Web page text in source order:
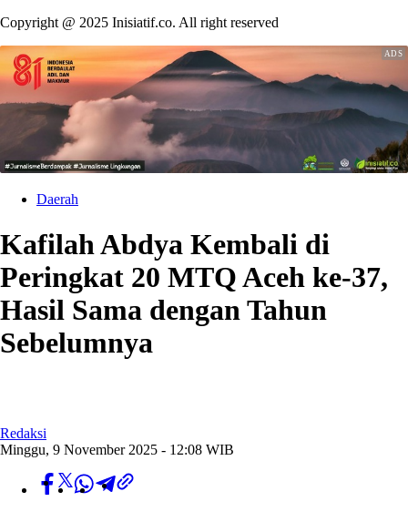
Copyright @ 2025 Inisiatif.co. All right reserved
Daerah
Kafilah Abdya Kembali di
Peringkat 20 MTQ Aceh ke-37,
Hasil Sama dengan Tahun
Sebelumnya
Redaksi
Minggu, 9 November 2025 - 12:08 WIB